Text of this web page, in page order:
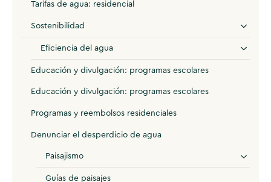
Tarifas de agua: residencial
Sostenibilidad
Eficiencia del agua
Educación y divulgación: programas escolares
Educación y divulgación: programas escolares
Programas y reembolsos residenciales
Denunciar el desperdicio de agua
Paisajismo
Guías de paisajes